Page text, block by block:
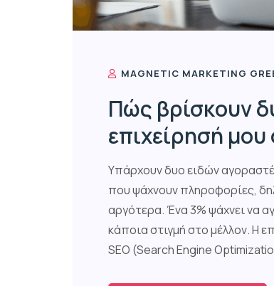
MAGNETIC MARKETING
Πώς βρίσκουν
επιχείρησή μου
Υπάρχουν δυο ειδών
που ψάχνουν πληροφορίες,
αργότερα. Ένα 3% ψάχνει να
κάποια στιγμή στο μέλλον. Η
SEO (Search Engine